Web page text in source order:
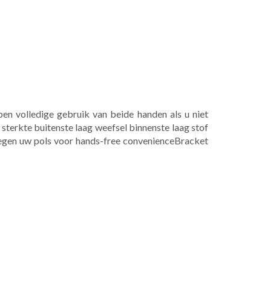
volledige gebruik van beide handen als u niet
buitenste laag weefsel binnenste laag stof
uw pols voor hands-free convenienceBracket